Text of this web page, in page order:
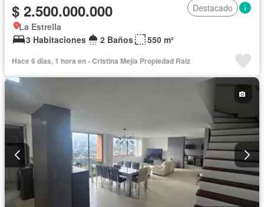
$ 2.500.000.000
Destacado
La Estrella
3 Habitaciones
2 Baños 550 m²
Hace 6 días, 1 hora en - Cristina Mejía Propiedad Raiz